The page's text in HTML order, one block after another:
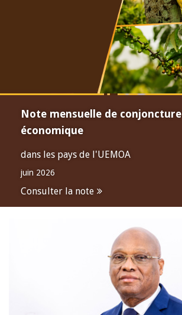
Note mensuelle de conjoncture
économique
dans les pays de l'UEMOA
juin 2026
Consulter la note